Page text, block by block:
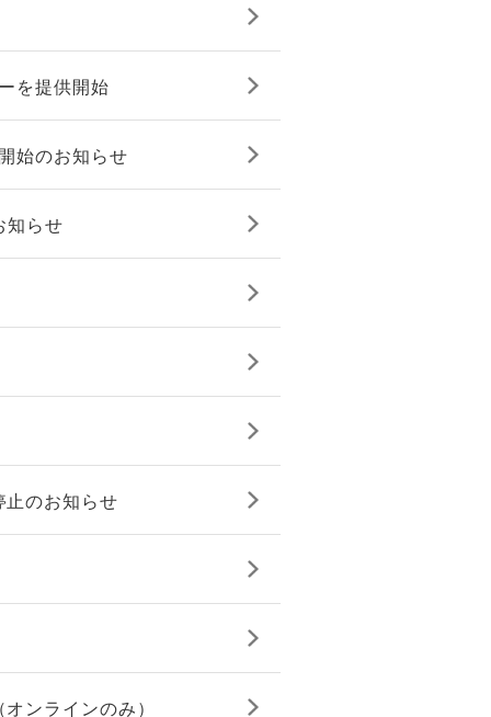
を提供開始
始のお知らせ
知らせ
止のお知らせ
ンラインのみ）